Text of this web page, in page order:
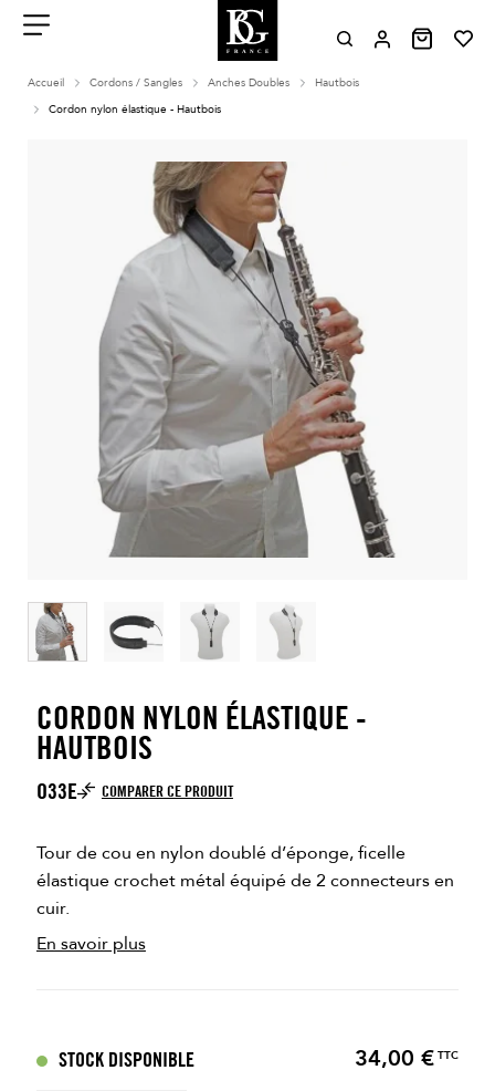
contenu
Accueil Cordons / Sangles Anches Doubles
Hautbois
Cordon nylon élastique - Hautbois
CORDON NYLON ÉLASTIQUE -
HAUTBOIS
O33E COMPARER CE PRODUIT
Tour de cou en nylon doublé d’éponge, ficelle
élastique crochet métal équipé de 2 connecteurs en
cuir.
En savoir plus
STOCK DISPONIBLE Prix
34,00 € TTC